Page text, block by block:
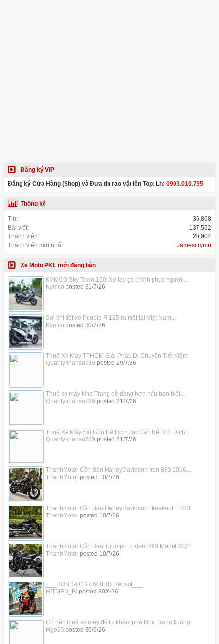
Đăng ký VIP
Đăng ký Cửa Hàng (Shop) và Đưa tin rao vặt lên Top: Lh: 0903.010.795
Thống kê
Tin:
36,868
Bài viết:
137,552
Thành viên:
20,904
Thành viên mới nhất:
Jamesdrymn
Xe Moto PKL mới đăng bán
KYMCO Sky Town 150: Xe tay ga chinh phục người...
Kymco posted 31/7/26
Soi chi tiết xe People R 125 ra mắt tại Việt Nam,...
Kymco posted 30/7/26
Thuê Xe Máy TPHCM Giải Pháp Di Chuyển Tiết Kiệm
Quanlynhansu789 posted 29/7/26
Thuê xe máy Nha Trang dễ dàng hơn nếu bạn biết...
Quanlynhansu789 posted 21/7/26
Thuê Xe Máy Sài Gòn Dễ Hơn Bao Giờ Hết Với Dịch...
Quanlynhansu789 posted 21/7/26
ThanhMotor Cần Bán HarleyDavidson Iron 883 2016...
ThanhMotorposted 10/7/26
Thanhmotor Cần Bán HarleyDavidson Breakout 114CI
ThanhMotorposted 10/7/26
Thanhmotor Cần Bán Triumph Trident 660 Model 2022
ThanhMotorposted 10/7/26
___HONDA CBR 600RR Repsol___
HITMEN_Bi posted 30/6/26
Có nên thuê xe máy để tự khám phá Nha Trang không
Hgo25 posted 30/6/26